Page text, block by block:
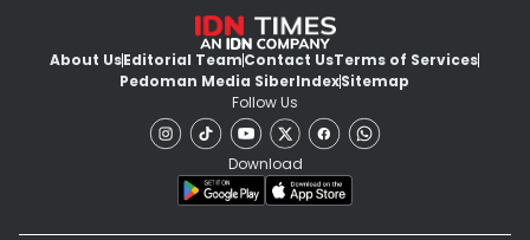
About UsEditorial TeamContact UsTerms of Services
Pedoman Media SiberIndexSitemap
Follow Us
Download